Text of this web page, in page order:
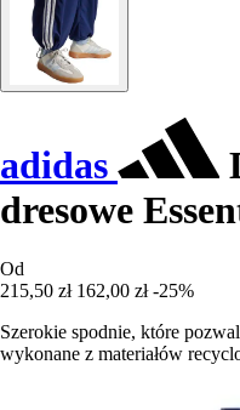
adidas
dresowe
Od
215,50 zł 162,00 zł -25%
Szerokie spodnie, które
wykonane z materiałów